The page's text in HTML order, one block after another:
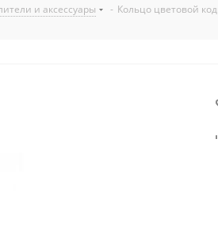
и аксессуары - Кольцо цветовой